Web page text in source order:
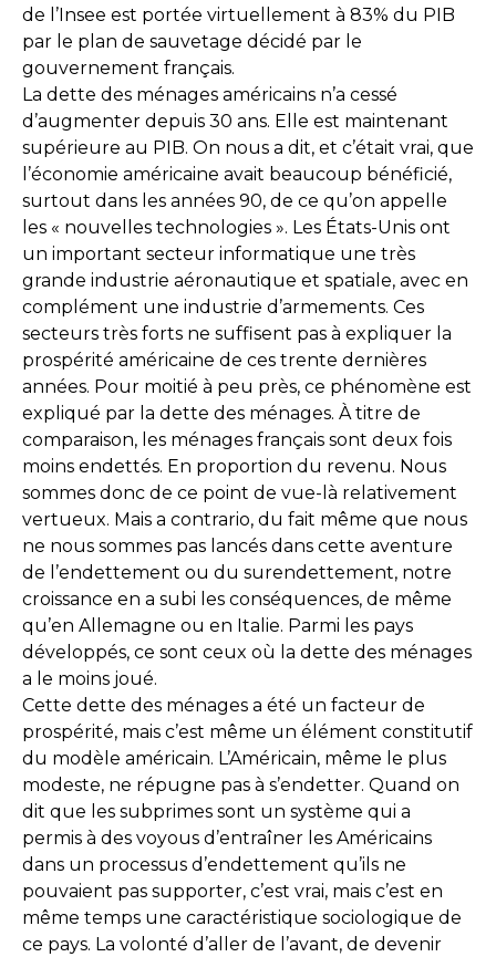
de l’Insee est portée virtuellement à 83% du PIB
par le plan de sauvetage décidé par le
gouvernement français.
La dette des ménages américains n’a cessé
d’augmenter depuis 30 ans. Elle est maintenant
supérieure au PIB. On nous a dit, et c’était vrai, que
l’économie américaine avait beaucoup bénéficié,
surtout dans les années 90, de ce qu’on appelle
les « nouvelles technologies ». Les États-Unis ont
un important secteur informatique une très
grande industrie aéronautique et spatiale, avec en
complément une industrie d’armements. Ces
secteurs très forts ne suffisent pas à expliquer la
prospérité américaine de ces trente dernières
années. Pour moitié à peu près, ce phénomène est
expliqué par la dette des ménages. À titre de
comparaison, les ménages français sont deux fois
moins endettés. En proportion du revenu. Nous
sommes donc de ce point de vue-là relativement
vertueux. Mais a contrario, du fait même que nous
ne nous sommes pas lancés dans cette aventure
de l’endettement ou du surendettement, notre
croissance en a subi les conséquences, de même
qu’en Allemagne ou en Italie. Parmi les pays
développés, ce sont ceux où la dette des ménages
a le moins joué.
Cette dette des ménages a été un facteur de
prospérité, mais c’est même un élément constitutif
du modèle américain. L’Américain, même le plus
modeste, ne répugne pas à s’endetter. Quand on
dit que les subprimes sont un système qui a
permis à des voyous d’entraîner les Américains
dans un processus d’endettement qu’ils ne
pouvaient pas supporter, c’est vrai, mais c’est en
même temps une caractéristique sociologique de
ce pays. La volonté d’aller de l’avant, de devenir